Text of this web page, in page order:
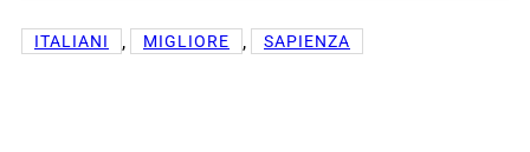
ITALIANI , MIGLIORE , SAPIENZA